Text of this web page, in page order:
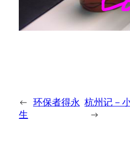
← 环保者得永
生
杭州记－
→